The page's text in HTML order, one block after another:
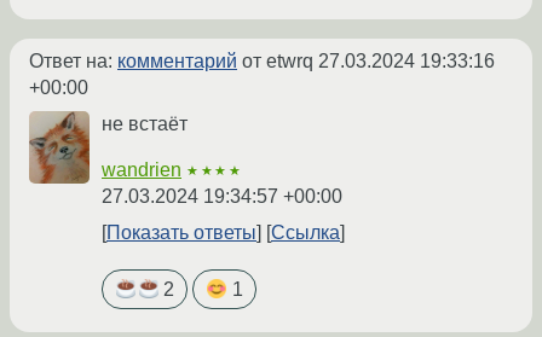
Ответ на: комментарий от etwrq 27.03.2024 19:33:16
+00:00
не встаёт
wandrien ★★★★
27.03.2024 19:34:57 +00:00
Показать ответы
Ссылка
2 1